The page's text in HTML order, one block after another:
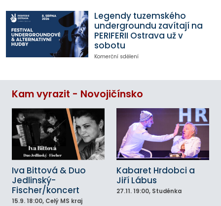
Legendy tuzemského
undergroundu zavítají na
PERIFERII Ostrava už v
sobotu
Komerční sdělení
Kam vyrazit - Novojičínsko
Iva Bittová & Duo
Jedlinský-
Fischer/koncert
15.9. 18:00, Celý MS kraj
Kabaret Hrdobci a
Jiří Lábus
27.11. 19:00, Studénka